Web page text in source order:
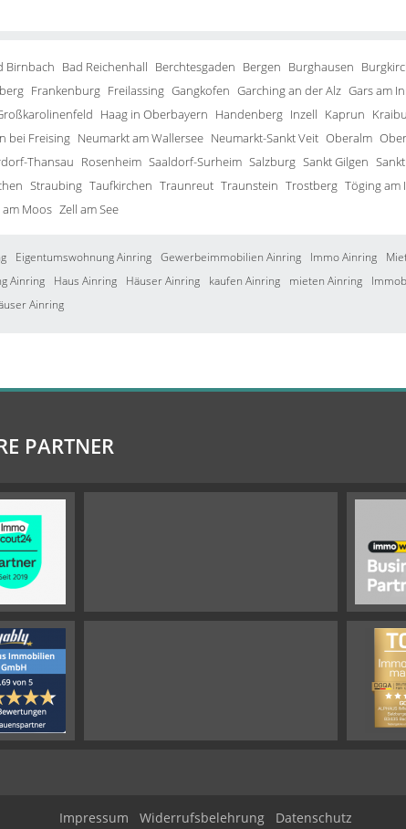
Birnbach Bad Reichenhall Berchtesgaden Bergen Burghausen
Frankenburg Freilassing Gangkofen Garching an der Alz Gars am
Haag in Oberbayern Handenberg Inzell Kaprun
bei Freising Neumarkt am Wallersee Neumarkt-Sankt Veit Oberalm
Thansau Rosenheim Saaldorf-Surheim Salzburg Sankt Gilgen
Straubing Taufkirchen Traunreut Traunstein Trostberg Töging am
am Moos Zell am See
Eigentumswohnung Ainring Gewerbeimmobilien Ainring Immo Ainring
Ainring Haus Ainring Häuser Ainring kaufen Ainring mieten Ainring
Ainring
PARTNER
Impressum Widerrufsbelehrung Datenschutz